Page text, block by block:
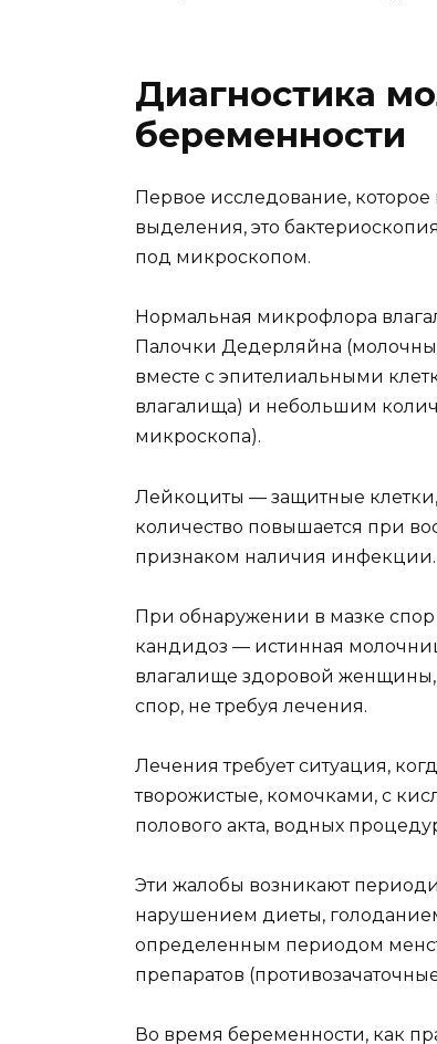
Диагностика
беременности
Первое исследование,
выделения, это
под микроскопом.
Нормальная микрофлора
Палочки Дедерляйна
вместе с эпителиальными
влагалища) и небольшим
микроскопа).
Лейкоциты — защитные
количество повышается при
признаком наличия инфекции.
При обнаружении в мазке спор
кандидоз — истинная
влагалище здоровой
спор, не требуя лечения.
Лечения требует ситуация,
творожистые, комочками, с
полового акта, водных
Эти жалобы возникают
нарушением диеты,
определенным периодом
препаратов
Во время беременности, как